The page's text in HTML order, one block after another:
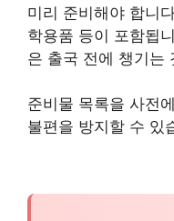
미리 준비해야 합니
학용품 등이 포함됩
은 출국 전에 챙기는
준비물 목록을 사전
불편을 방지할 수 있